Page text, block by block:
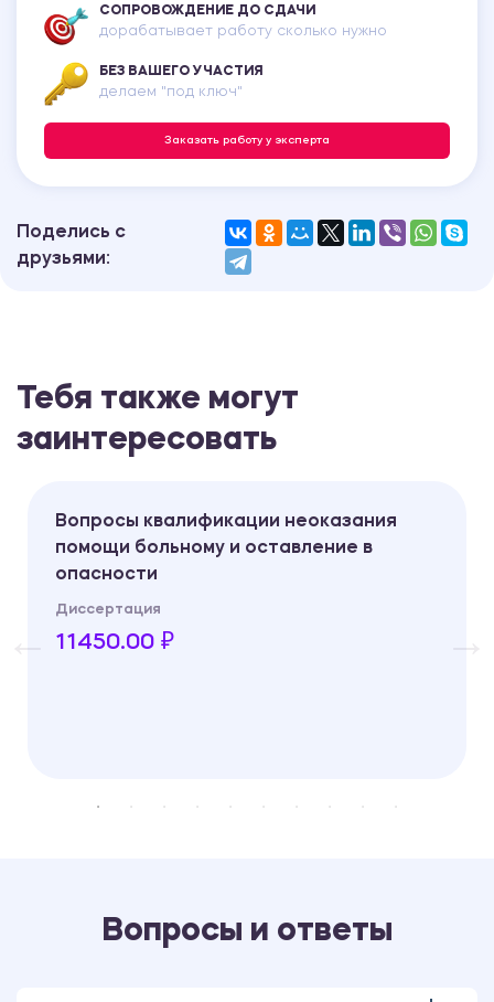
СОПРОВОЖДЕНИЕ ДО СДАЧИ
дорабатывает работу сколько нужно
БЕЗ ВАШЕГО УЧАСТИЯ
делаем "под ключ"
Заказать работу у эксперта
Поделись с
друзьями:
Тебя также могут
заинтересовать
Вопросы квалификации неоказания
помощи больному и оставление в
опасности
Диссертация
11450.00 ₽
Вопросы и ответы